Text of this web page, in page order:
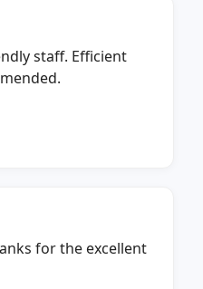
staff. Efficient
for the excellent